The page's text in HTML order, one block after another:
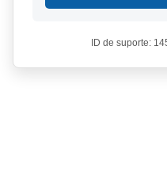
ID de suporte: